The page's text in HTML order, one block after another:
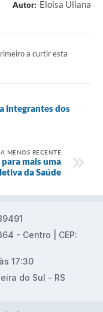
Autor: Eloisa Uliana
a curtir esta
integrantes dos
MENOS RECENTE
mais uma
da Saúde
- Centro | CEP:
17:30
do Sul - RS